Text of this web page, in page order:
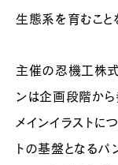
生態系を育むこと
主催の忍機工株式
ンは企画段階から
メインイラストに
トの基盤となるパ